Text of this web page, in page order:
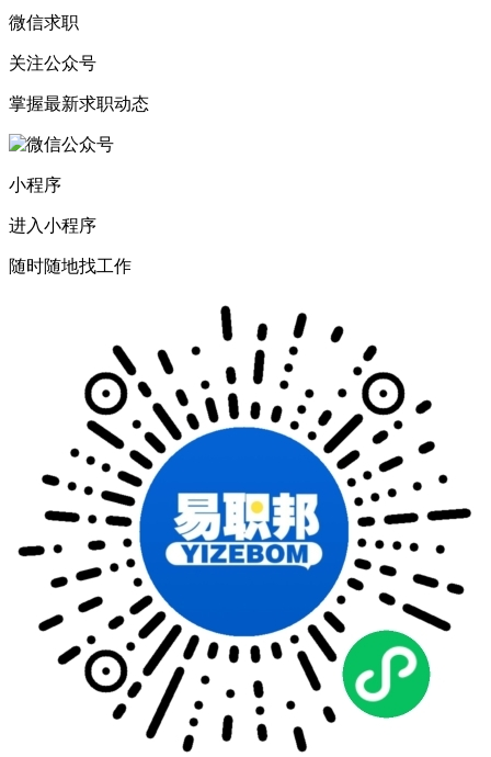
微信求职
关注公众号
掌握最新求职动态
小程序
进入小程序
随时随地找工作